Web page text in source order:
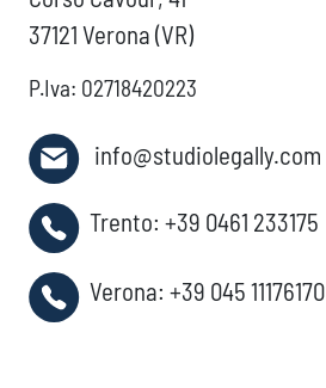
37121 Verona (VR)
P.Iva: 02718420223
info@studiolegally.com
Trento: +39 0461 233175
Verona: +39 045 11176170